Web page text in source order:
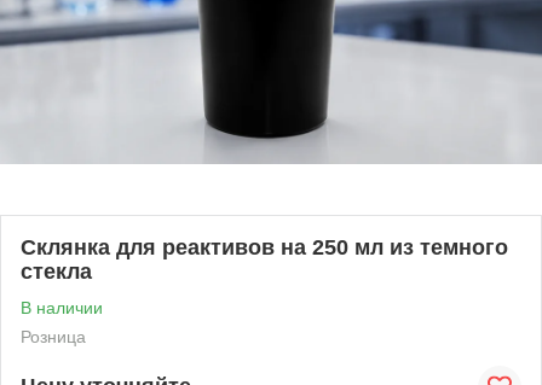
Склянка для реактивов на 250 мл из темного
стекла
В наличии
Розница